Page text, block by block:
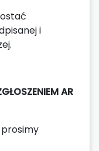
i
AR